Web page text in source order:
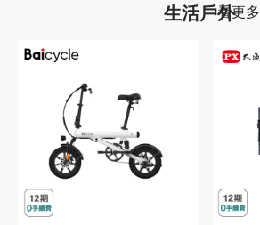
生活戶外看更多